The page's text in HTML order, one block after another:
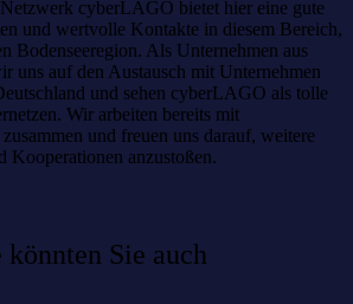
cyberLAGO bietet hier eine gute
und wertvolle Kontakte in diesem Bereich,
Bodenseeregion. Als Unternehmen aus
uns auf den Austausch mit Unternehmen
und sehen cyberLAGO als tolle
Wir arbeiten bereits mit
und freuen uns darauf, weitere
Kooperationen anzustoßen.
Sie auch